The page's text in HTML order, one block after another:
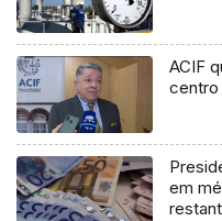
ACIF
centro
em